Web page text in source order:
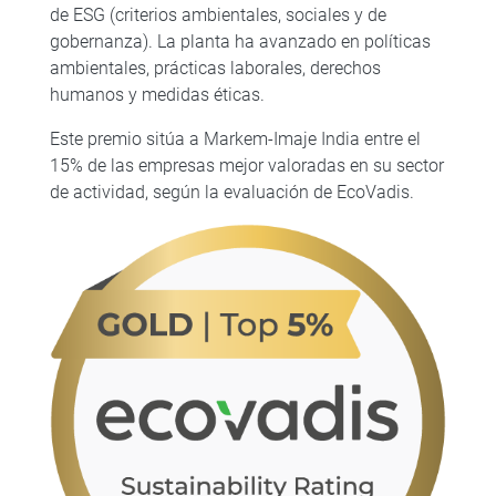
de ESG (criterios ambientales, sociales y de
gobernanza). La planta ha avanzado en políticas
ambientales, prácticas laborales, derechos
humanos y medidas éticas.
Este premio sitúa a Markem-Imaje India entre el
15% de las empresas mejor valoradas en su sector
de actividad, según la evaluación de EcoVadis.